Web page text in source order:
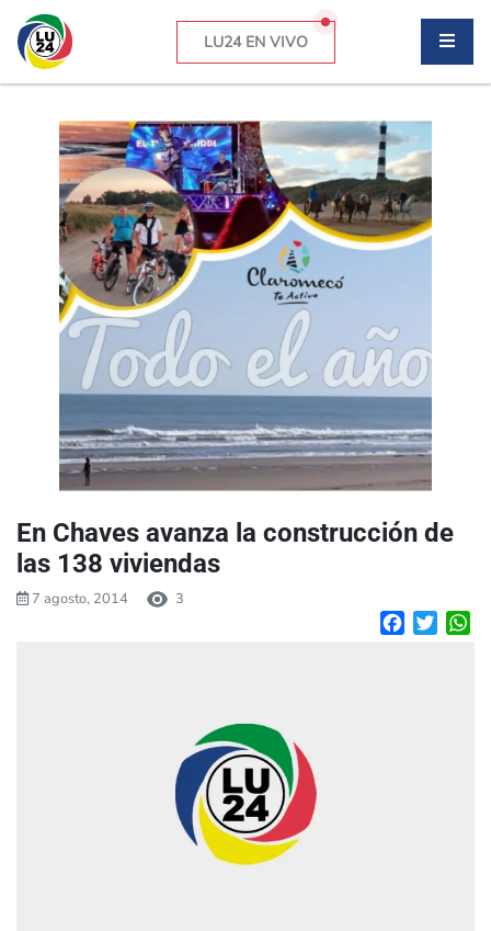
LU24 EN VIVO
En Chaves avanza la construcción de
las 138 viviendas
7 agosto, 2014 3
Facebook